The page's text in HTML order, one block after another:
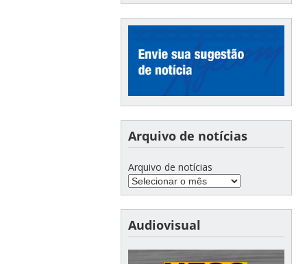
Arquivo de notícias
Arquivo de notícias
Audiovisual